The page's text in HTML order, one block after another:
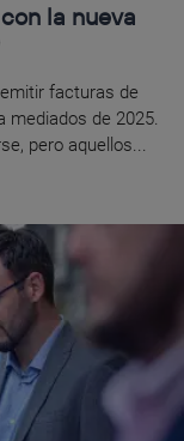
la nueva
facturas de
de 2025.
pero aquellos...